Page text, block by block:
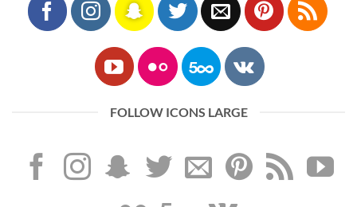
FOLLOW ICONS LARGE